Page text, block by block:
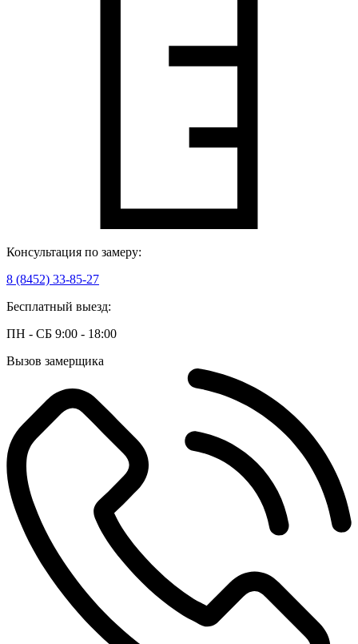
Консультация по замеру:
8 (8452) 33-85-27
Бесплатный выезд:
ПН - СБ 9:00 - 18:00
Вызов замерщика